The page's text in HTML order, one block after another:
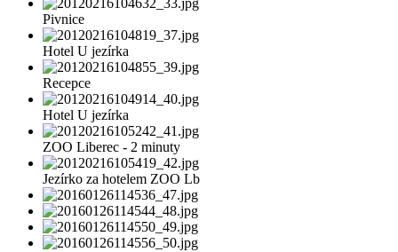
Pivnice
Hotel U jezírka
Recepce
Hotel U jezírka
ZOO Liberec - 2 minuty
Jezírko za hotelem ZOO Lb